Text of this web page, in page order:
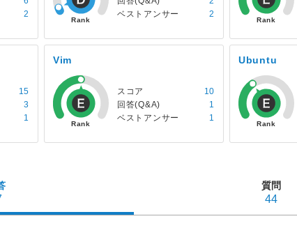
2
ベストアンサー
2
15
3
1
Vim
スコア
10
回答(Q&A)
1
ベストアンサー
1
Ubuntu
質問
44